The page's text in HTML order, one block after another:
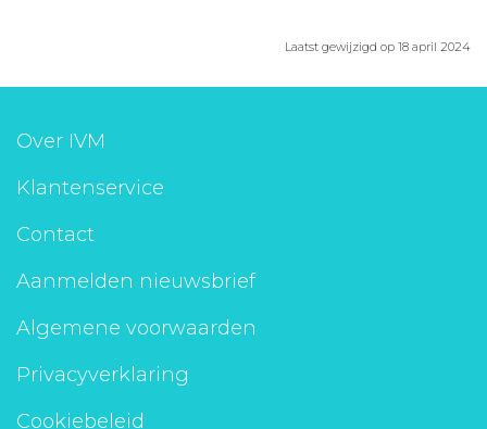
Laatst gewijzigd op 18 april 2024
Over IVM
Klantenservice
Contact
Aanmelden nieuwsbrief
Algemene voorwaarden
Privacyverklaring
Cookiebeleid